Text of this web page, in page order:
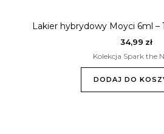
Lakier hybrydowy Moyci 6ml –
34,99 zł
Kolekcja Spark the
DODAJ DO